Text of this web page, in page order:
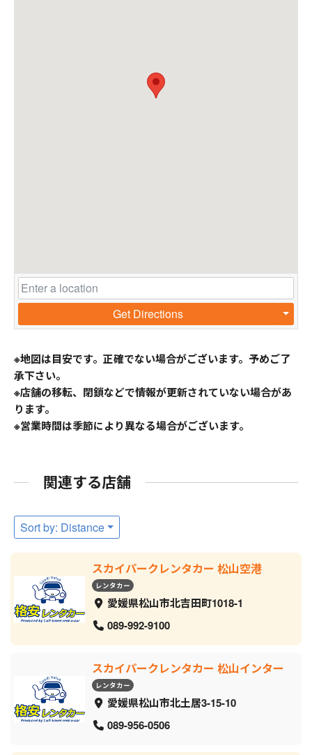
Get Directions
※地図は目安です。正確でない場合がございます。予めご了
承下さい。
※店舗の移転、閉鎖などで情報が更新されていない場合があ
ります。
※営業時間は季節により異なる場合がございます。
関連する店舗
Sort by: Distance
スカイパークレンタカー 松山空港
レンタカー
愛媛県松山市北吉田町1018-1
089-992-9100
スカイパークレンタカー 松山インター
レンタカー
愛媛県松山市北土居3-15-10
089-956-0506